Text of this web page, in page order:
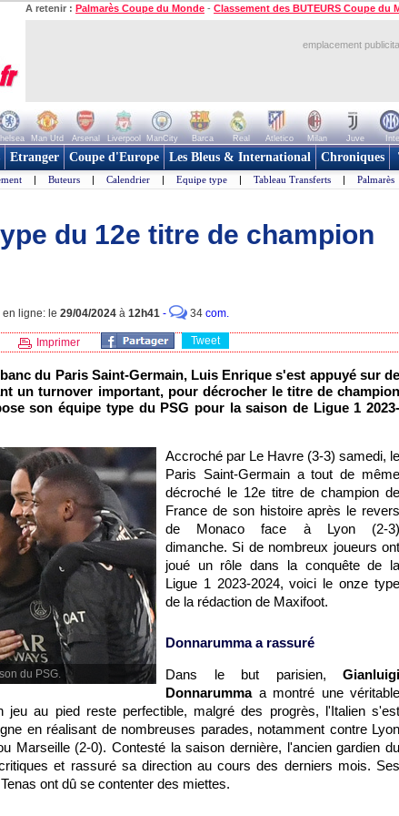
A retenir : Palmarès Coupe du Monde - Classement des BUTEURS Coupe du
emplacement
Man Utd Arsenal Liverpool ManCity Barca Real Atletico Milan Juve
Etranger Coupe d'Europe Les Bleus & International Chroniques
| Buteurs | Calendrier | Equipe type | Tableau Transferts | Palmarès
du 12e titre de champion
en ligne: le 29/04/2024 à 12h41 - 34 com.
Imprimer Tweet
du Paris Saint-Germain, Luis Enrique s'est appuyé sur de
un turnover important, pour décrocher le titre de champion
son équipe type du PSG pour la saison de Ligue 1 2023-
du PSG.
Accroché par Le Havre (3-3) samedi, le
Paris Saint-Germain a tout de même
décroché le 12e titre de champion de
France de son histoire après le revers
de Monaco face à Lyon (2-3)
dimanche. Si de nombreux joueurs ont
joué un rôle dans la conquête de la
Ligue 1 2023-2024, voici le onze type
de la rédaction de Maxifoot.
Donnarumma a rassuré
Dans le but parisien, Gianluigi
Donnarummaa montré une véritable
jeu au pied reste perfectible, malgré des progrès, l'Italien s'est
en réalisant de nombreuses parades, notamment contre Lyon
Marseille (2-0). Contesté la saison dernière, l'ancien gardien du
et rassuré sa direction au cours des derniers mois. Ses
ont dû se contenter des miettes.